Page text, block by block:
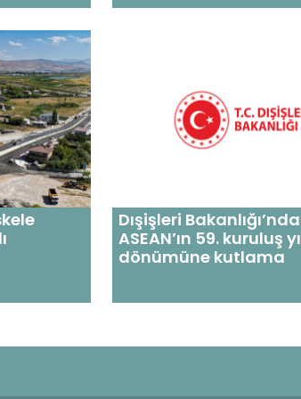
Dışişleri
ASEAN’ın 59. kuruluş
dönümüne kutlama